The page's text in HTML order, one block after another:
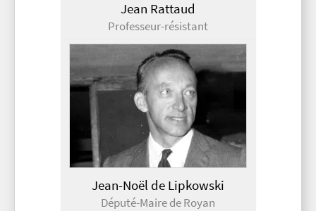
Jean Rattaud
Professeur-résistant
Jean-Noël de Lipkowski
Député-Maire de Royan